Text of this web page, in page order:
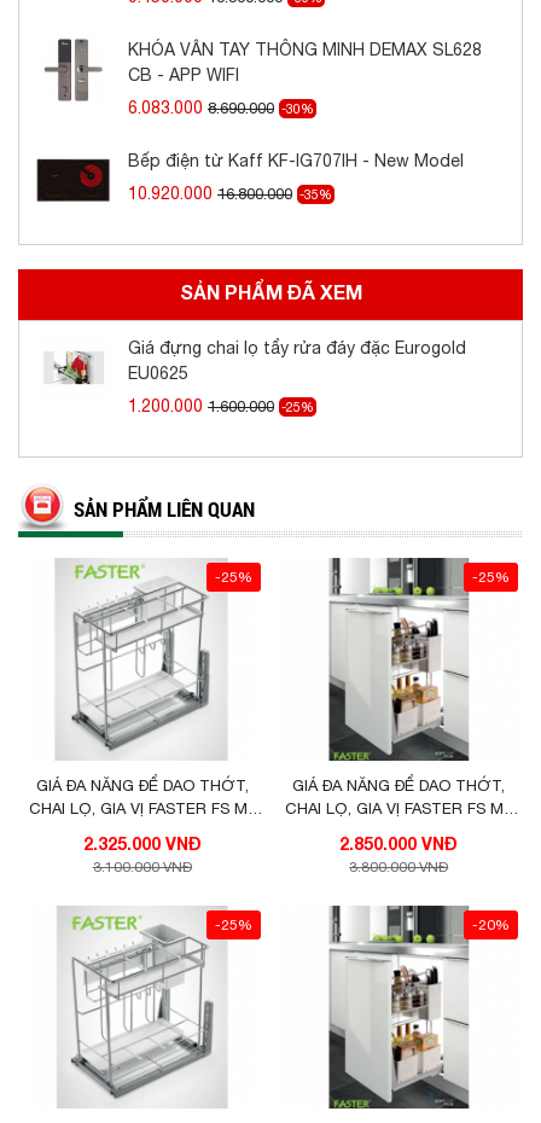
KHÓA VÂN TAY THÔNG MINH DEMAX SL628
CB - APP WIFI
6.083.000 8.690.000 -30%
Bếp điện từ Kaff KF-IG707IH - New Model
10.920.000 16.800.000 -35%
SẢN PHẨM ĐÃ XEM
Giá đựng chai lọ tẩy rửa đáy đặc Eurogold
EU0625
1.200.000 1.600.000 -25%
SẢN PHẨM LIÊN QUAN
-25%
GIÁ ĐA NĂNG ĐỂ DAO THỚT,
CHAI LỌ, GIA VỊ FASTER FS MF
2.325.000 VNĐ
3.100.000 VNĐ
-25%
GIÁ ĐA NĂNG ĐỂ DAO THỚT,
CHAI LỌ, GIA VỊ FASTER FS MF
2.850.000 VNĐ
3.800.000 VNĐ
-25% -20%